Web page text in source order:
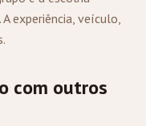
experiência, veículo,
com outros